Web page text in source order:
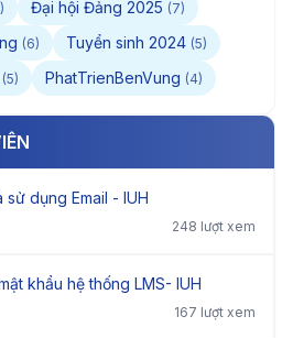
Đại hội Đảng 2025 (7)
(6) Tuyển sinh 2024 (5)
(5) PhatTrienBenVung (4)
dụng Email - IUH
248 lượt xem
khẩu hệ thống LMS- IUH
167 lượt xem